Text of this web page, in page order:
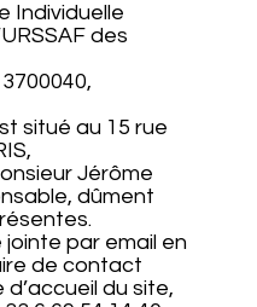
Individuelle
des
situé au 15 rue
Jérôme
dûment
par email en
de contact
du site,